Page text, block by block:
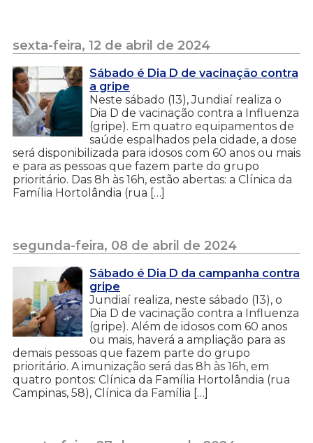
sexta-feira, 12 de abril de 2024
Sábado é Dia D de vacinação contra
a gripe
Neste sábado (13), Jundiaí realiza o
Dia D de vacinação contra a Influenza
(gripe). Em quatro equipamentos de
saúde espalhados pela cidade, a dose
será disponibilizada para idosos com 60 anos ou mais
e para as pessoas que fazem parte do grupo
prioritário. Das 8h às 16h, estão abertas: a Clínica da
Família Hortolândia (rua […]
segunda-feira, 08 de abril de 2024
Sábado é Dia D da campanha contra
gripe
Jundiaí realiza, neste sábado (13), o
Dia D de vacinação contra a Influenza
(gripe). Além de idosos com 60 anos
ou mais, haverá a ampliação para as
demais pessoas que fazem parte do grupo
prioritário. A imunização será das 8h às 16h, em
quatro pontos: Clínica da Família Hortolândia (rua
Campinas, 58), Clínica da Família […]